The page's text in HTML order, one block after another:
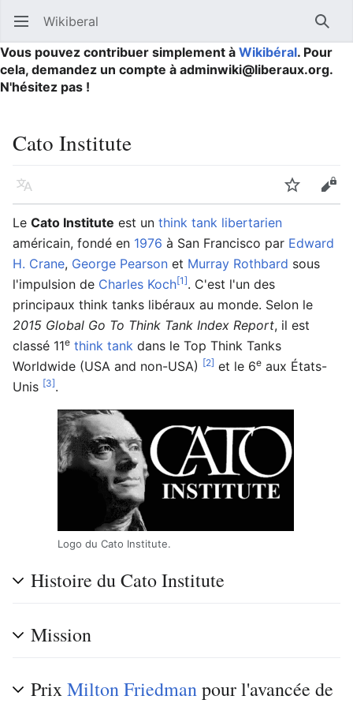
Ouvrir le menu principal Wikiberal
Vous pouvez contribuer simplement à Wikibéral. Pour
cela, demandez un compte à adminwiki@liberaux.org.
N'hésitez pas !
Cato Institute
Langue Suivre
Le Cato Institute est un think tank libertarien
américain, fondé en 1976 à San Francisco par Edward
H. Crane, George Pearson et Murray Rothbard sous
l'impulsion de Charles Koch[1]. C'est l'un des
principaux think tanks libéraux au monde. Selon le
2015 Global Go To Think Tank Index Report, il est
classé 11e think tank dans le Top Think Tanks
Worldwide (USA and non-USA) [2] et le 6e aux États-
Unis [3].
Logo du Cato Institute.
Histoire du Cato Institute
Mission
PrixMilton Friedmanpour l'avancée de